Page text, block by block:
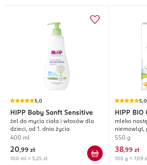
5,0
HIPP Baby Sanft Sensitive
żel do mycia ciała i włosów dla
dzieci, od 1. dnia życia
400 ml
20,99 zł
100 ml = 5,25 zł
5,0
HIPP BIO
mleko
niemowląt,
550 g
38,99 zł
100 g = 7,09